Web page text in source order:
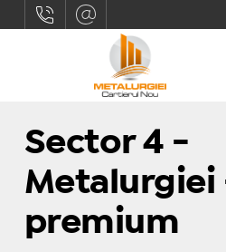
Sector 4 -
Metalurgiei
premium